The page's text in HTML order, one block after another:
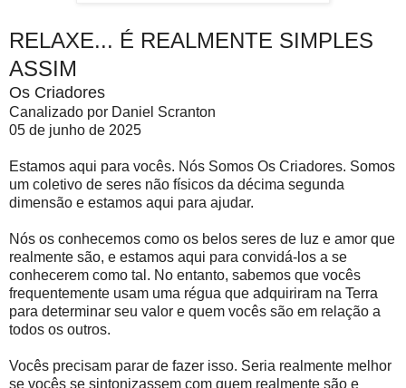
RELAXE... É REALMENTE SIMPLES
ASSIM
Os Criadores
Canalizado por Daniel Scranton
05 de junho de 2025
Estamos aqui para vocês. Nós Somos Os Criadores. Somos
um coletivo de seres não físicos da décima segunda
dimensão e estamos aqui para ajudar.
Nós os conhecemos como os belos seres de luz e amor que
realmente são, e estamos aqui para convidá-los a se
conhecerem como tal. No entanto, sabemos que vocês
frequentemente usam uma régua que adquiriram na Terra
para determinar seu valor e quem vocês são em relação a
todos os outros.
Vocês precisam parar de fazer isso. Seria realmente melhor
se vocês se sintonizassem com quem realmente são e